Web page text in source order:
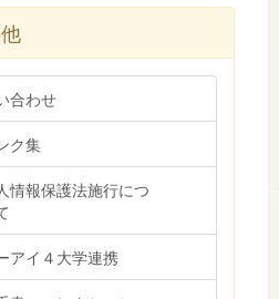
合わせ
ク集
情報保護法施行につ
アイ４大学連携